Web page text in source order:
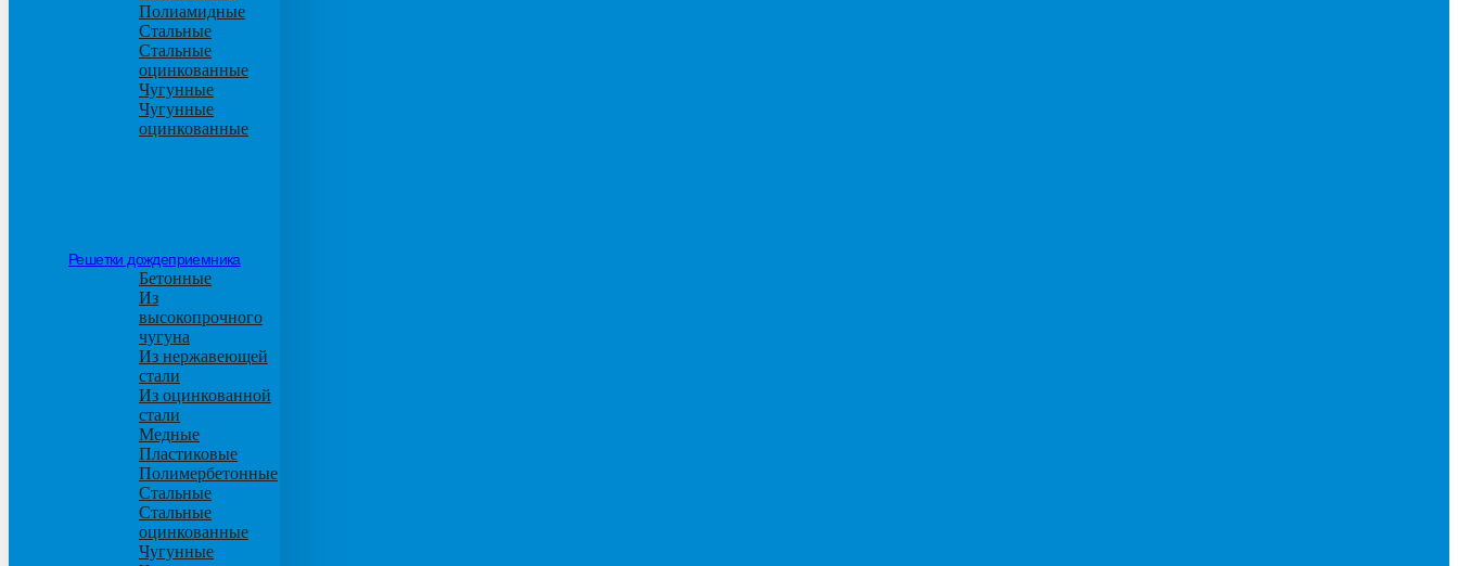
Полиамидные
Стальные
Стальные
оцинкованные
Чугунные
Чугунные
оцинкованные
Решетки дождеприемника
Бетонные
Из
высокопрочного
чугуна
Из нержавеющей
стали
Из оцинкованной
стали
Медные
Пластиковые
Полимербетонные
Стальные
Стальные
оцинкованные
Чугунные